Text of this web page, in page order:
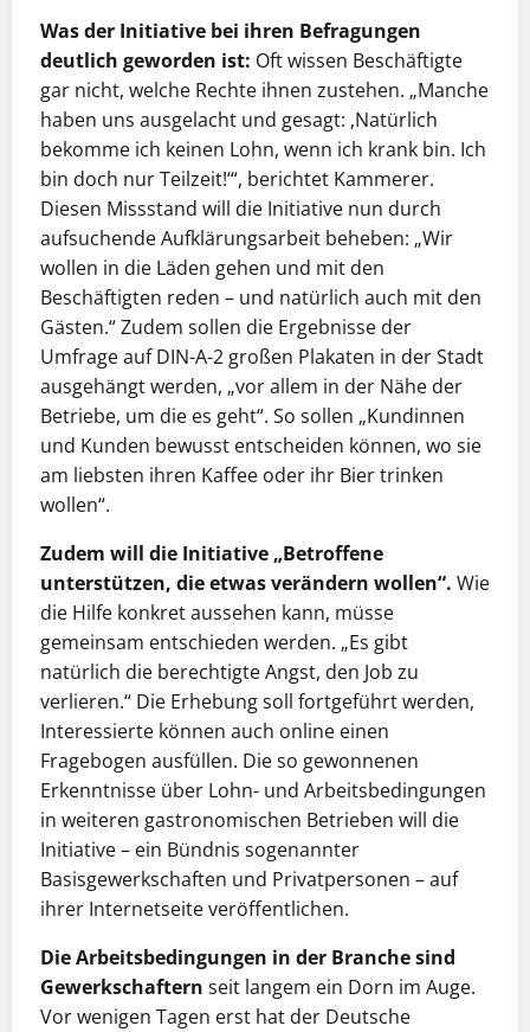
Was der Initiative bei ihren Befragungen
deutlich geworden ist: Oft wissen Beschäftigte
gar nicht, welche Rechte ihnen zustehen. „Manche
haben uns ausgelacht und gesagt: ,Natürlich
bekomme ich keinen Lohn, wenn ich krank bin. Ich
bin doch nur Teilzeit!‘“, berichtet Kammerer.
Diesen Missstand will die Initiative nun durch
aufsuchende Aufklärungsarbeit beheben: „Wir
wollen in die Läden gehen und mit den
Beschäftigten reden – und natürlich auch mit den
Gästen.“ Zudem sollen die Ergebnisse der
Umfrage auf DIN-A-2 großen Plakaten in der Stadt
ausgehängt werden, „vor allem in der Nähe der
Betriebe, um die es geht“. So sollen „Kundinnen
und Kunden bewusst entscheiden können, wo sie
am liebsten ihren Kaffee oder ihr Bier trinken
wollen“.
Zudem will die Initiative „Betroffene
unterstützen, die etwas verändern wollen“. Wie
die Hilfe konkret aussehen kann, müsse
gemeinsam entschieden werden. „Es gibt
natürlich die berechtigte Angst, den Job zu
verlieren.“ Die Erhebung soll fortgeführt werden,
Interessierte können auch online einen
Fragebogen ausfüllen. Die so gewonnenen
Erkenntnisse über Lohn- und Arbeitsbedingungen
in weiteren gastronomischen Betrieben will die
Initiative – ein Bündnis sogenannter
Basisgewerkschaften und Privatpersonen – auf
ihrer Internetseite veröffentlichen.
Die Arbeitsbedingungen in der Branche sind
Gewerkschaftern seit langem ein Dorn im Auge.
Vor wenigen Tagen erst hat der Deutsche